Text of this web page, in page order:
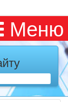
Меню
меры
время дома),
Вы